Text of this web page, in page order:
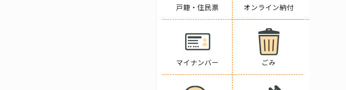
戸籍・住民票 オンライン納付
マイナンバー ごみ